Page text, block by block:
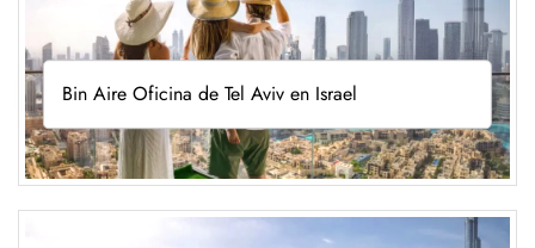
Bin Aire Oficina de Tel Aviv en Israel